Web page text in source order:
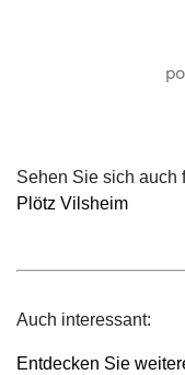
Sehen Sie sich auch
Plötz Vilsheim
Auch interessant:
Entdecken Sie